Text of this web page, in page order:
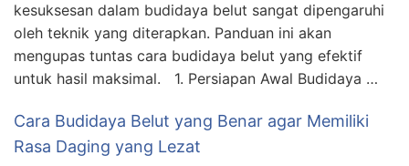
kesuksesan dalam budidaya belut sangat dipengaruhi
oleh teknik yang diterapkan. Panduan ini akan
mengupas tuntas cara budidaya belut yang efektif
untuk hasil maksimal. 1. Persiapan Awal Budidaya …
Cara Budidaya Belut yang Benar agar Memiliki
Rasa Daging yang Lezat